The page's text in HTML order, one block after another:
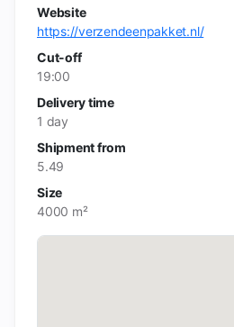
Website
https://verzendeenpakket.nl/
Cut-off
19:00
Delivery time
1 day
Shipment from
5.49
Size
4000 m²